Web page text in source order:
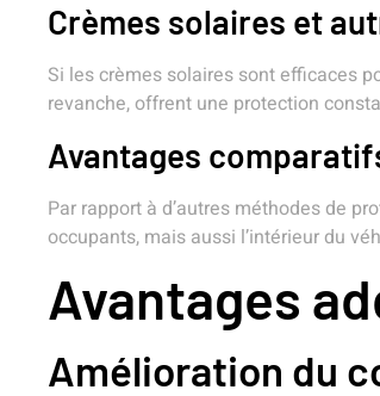
Crèmes solaires et
Si les crèmes solaires sont efficaces
revanche, offrent une protection
Avantages
Par rapport à d’autres méthodes de
occupants, mais aussi l’intérieur du
Avantages
Amélioration du